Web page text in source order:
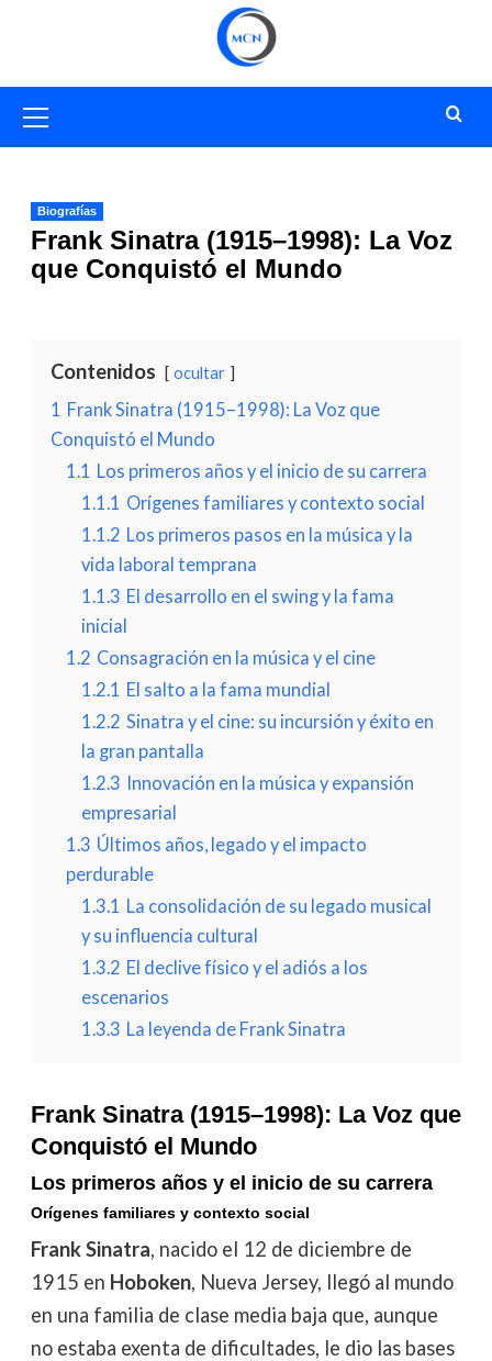
primario
Biografías
Frank Sinatra (1915–1998): La Voz
que Conquistó el Mundo
Contenidos ocultar
1 Frank Sinatra (1915–1998): La Voz que
Conquistó el Mundo
1.1 Los primeros años y el inicio de su carrera
1.1.1 Orígenes familiares y contexto social
1.1.2 Los primeros pasos en la música y la
vida laboral temprana
1.1.3 El desarrollo en el swing y la fama
inicial
1.2 Consagración en la música y el cine
1.2.1 El salto a la fama mundial
1.2.2 Sinatra y el cine: su incursión y éxito en
la gran pantalla
1.2.3 Innovación en la música y expansión
empresarial
1.3 Últimos años, legado y el impacto
perdurable
1.3.1 La consolidación de su legado musical
y su influencia cultural
1.3.2 El declive físico y el adiós a los
escenarios
1.3.3 La leyenda de Frank Sinatra
Frank Sinatra (1915–1998): La Voz que
Conquistó el Mundo
Los primeros años y el inicio de su carrera
Orígenes familiares y contexto social
Frank Sinatra, nacido el 12 de diciembre de
1915 en Hoboken, Nueva Jersey, llegó al mundo
en una familia de clase media baja que, aunque
no estaba exenta de dificultades, le dio las bases